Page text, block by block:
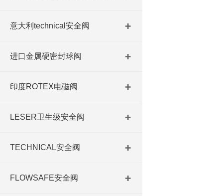
意大利technical安全阀
进口金属硬密封球阀
印度ROTEX电磁阀
LESER卫生级安全阀
TECHNICAL安全阀
FLOWSAFE安全阀